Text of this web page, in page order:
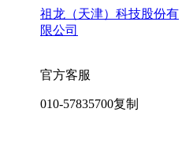
祖龙（天津）科技股份有
限公司
官方客服
010-57835700复制